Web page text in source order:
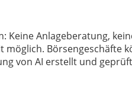
Keine Anlageberatung,
möglich. Börsengeschäfte
von AI erstellt und